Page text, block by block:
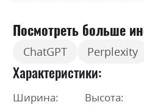
Посмотреть больше
ChatGPT Perplexity
Характеристики
Ширина: Высота: